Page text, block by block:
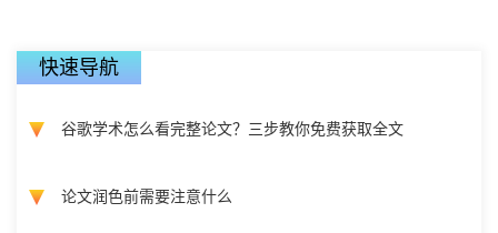
快速导航
谷歌学术怎么看完整论文？三步教你免费获取全文
论文润色前需要注意什么